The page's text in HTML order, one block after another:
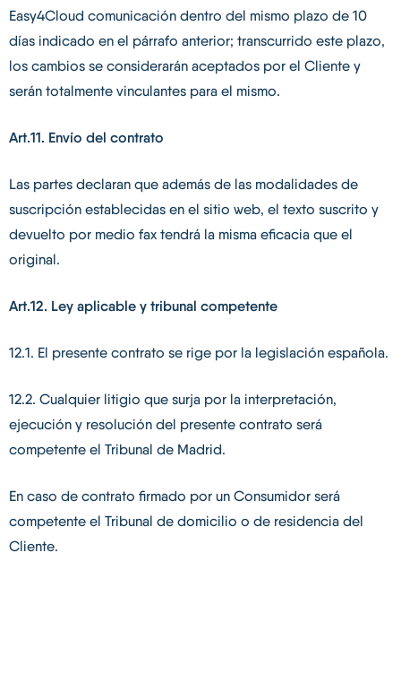
Easy4Cloud comunicación dentro del mismo plazo de 10
días indicado en el párrafo anterior; transcurrido este plazo,
los cambios se considerarán aceptados por el Cliente y
serán totalmente vinculantes para el mismo.
Art.11. Envío del contrato
Las partes declaran que además de las modalidades de
suscripción establecidas en el sitio web, el texto suscrito y
devuelto por medio fax tendrá la misma eficacia que el
original.
Art.12. Ley aplicable y tribunal competente
12.1. El presente contrato se rige por la legislación española.
12.2. Cualquier litigio que surja por la interpretación,
ejecución y resolución del presente contrato será
competente el Tribunal de Madrid.
En caso de contrato firmado por un Consumidor será
competente el Tribunal de domicilio o de residencia del
Cliente.